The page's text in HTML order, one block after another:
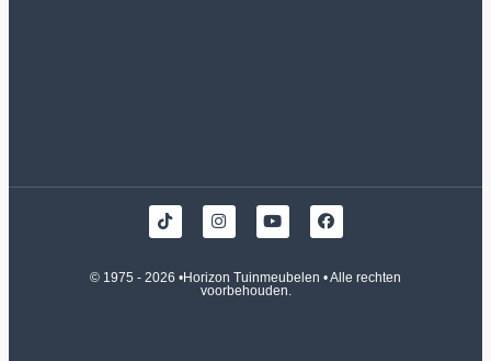
© 1975 - 2026 •Horizon Tuinmeubelen • Alle rechten
voorbehouden.